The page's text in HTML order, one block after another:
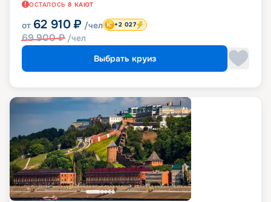
ОСТАЛОСЬ 8 КАЮТ
от 62 910 ₽ /чел
69 900₽ /чел
+2 027
Выбрать круиз